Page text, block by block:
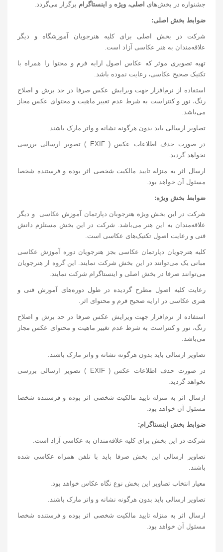
جشنواره در بخش‌های اصلی، ویژه و اینستاگرام برگزار می‌گردد.
ضوابط بخش اصلی:
شرکت در بخش اصلی برای کلیه هنرجویان آموزشگاه و دیگر
علاقه‌مندان به هنر عکاسی آزاد است.
تهیه تصویری موثر که عکاس اصول ارایه فرم و محتوا را همراه با
تکنیک صحیح عکاسی، رعایت نموده باشد.
استفاده از نرم‌افزار جهت ویرایش عکس صرفا در حد برش و اصلاح
رنگ، نور و کنتراست به شرط عدم تغییر ماهیت و محتوای عکس مجاز
می‌باشد.
تصاویر ارسالی باید بدون هرگونه نشانه و واتر مارک باشند.
در صورت حذف اطلاعات عکس ( EXIF ) تصویر ارسالی بررسی
نخواهد گردید.
ارسال اثر به منزله تایید مالکیت شخصی اثر بوده و فرستنده شخصا
مسئول آن خواهد بود.
ضوابط بخش ویژه:
شرکت در این بخش ویژه هنرجوبان دپارتمان آموزش عکاسی و دیگر
علاقه‌مندان به این هنر می‌باشد. شرکت در این بخش مستلزم دانش
فنی و رعایت اصول تکنیک‌های عکاسی است.
کلیه هنرجویان دپارتمان عکاسی بجز هنرجویان دوره آموزش عکاسی
مبانی یک می‌توانند در این بخش شرکت نمایند. این گروه از هنرجویان
می‌توانند صرفا در بخش اصلی و اینستاگرام شرکت نمایند.
رعایت کلیه اصول مطرح گردیده در طول دوره‌های آموزش فنی و
هنری عکاسی در ارایه صحیح فرم و محتوای اثر.
استفاده از نرم‌افزار جهت ویرایش عکس صرفا در حد برش و اصلاح
رنگ، نور و کنتراست به شرط عدم تغییر ماهیت و محتوای عکس مجاز
می‌باشد.
تصاویر ارسالی باید بدون هرگونه نشانه و واتر مارک باشند.
در صورت حذف اطلاعات عکس ( EXIF ) تصویر ارسالی بررسی
نخواهد گردید.
ارسال اثر به منزله تایید مالکیت شخصی اثر بوده و فرستنده شخصا
مسئول آن خواهد بود.
ضوابط بخش اینستاگرام:
شرکت در این بخش برای کلیه علاقه‌مندان به عکاسی آزاد است.
تصاویر ارسالی این بخش صرفا باید با تلفن همراه عکاسی شده
باشند.
معیار انتخاب تصاویر این بخش نوع نگاه عکاس خواهد بود.
تصاویر ارسالی باید بدون هرگونه نشانه و واتر مارک باشند.
ارسال اثر به منزله تایید مالکیت شخصی اثر بوده و فرستنده شخصا
مسئول آن خواهد بود.